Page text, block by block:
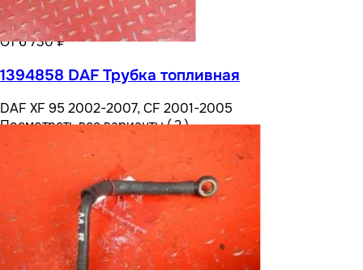
От 6 730 ₽
1394858 DAF Трубка топливная
DAF XF 95 2002-2007, CF 2001-2005
Посмотреть все варианты ( 2 )